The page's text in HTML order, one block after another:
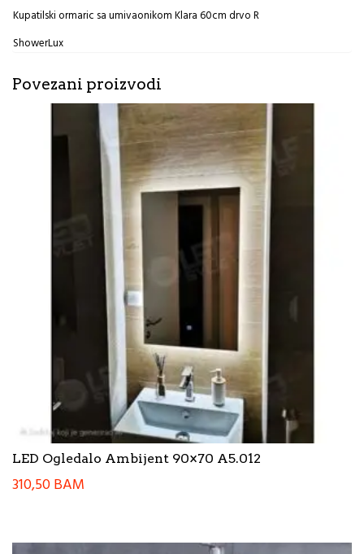
Kupatilski ormaric sa umivaonikom Klara 60cm drvo R
ShowerLux
Povezani proizvodi
LED Ogledalo Ambijent 90×70 A5.012
310,50BAM